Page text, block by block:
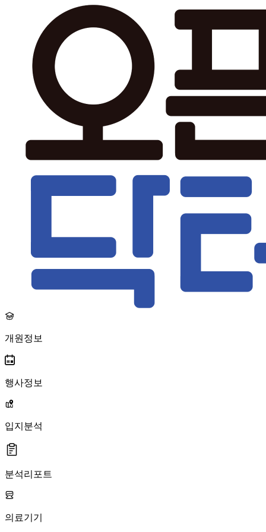
개원정보
행사정보
입지분석
분석리포트
의료기기